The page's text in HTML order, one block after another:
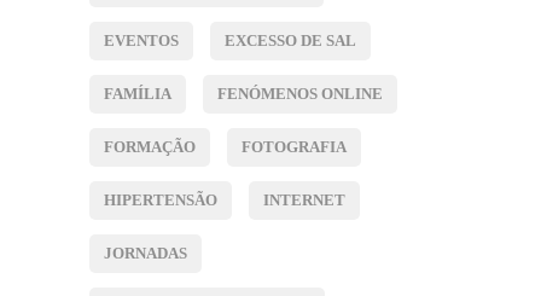
EVENTOS EXCESSO DE SAL
FAMÍLIA FENÓMENOS ONLINE
FORMAÇÃO FOTOGRAFIA
HIPERTENSÃO INTERNET
JORNADAS